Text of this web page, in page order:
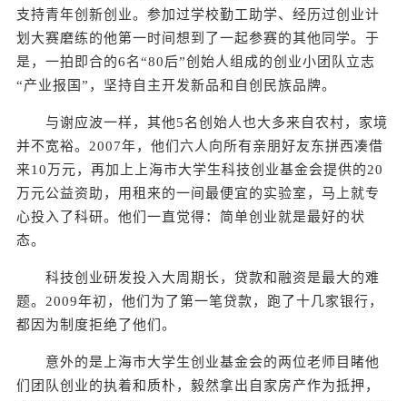
支持青年创新创业。参加过学校勤工助学、经历过创业计
划大赛磨练的他第一时间想到了一起参赛的其他同学。于
是，一拍即合的6名“80后”创始人组成的创业小团队立志
“产业报国”，坚持自主开发新品和自创民族品牌。
与谢应波一样，其他5名创始人也大多来自农村，家境
并不宽裕。2007年，他们六人向所有亲朋好友东拼西凑借
来10万元，再加上上海市大学生科技创业基金会提供的20
万元公益资助，用租来的一间最便宜的实验室，马上就专
心投入了科研。他们一直觉得：简单创业就是最好的状
态。
科技创业研发投入大周期长，贷款和融资是最大的难
题。2009年初，他们为了第一笔贷款，跑了十几家银行，
都因为制度拒绝了他们。
意外的是上海市大学生创业基金会的两位老师目睹他
们团队创业的执着和质朴，毅然拿出自家房产作为抵押，